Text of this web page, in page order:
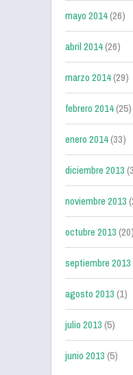
mayo 2014(26)
abril 2014(26)
marzo 2014(29)
febrero 2014(25)
enero 2014(33)
diciembre 2013
noviembre 2013
octubre 2013(20)
septiembre 2013
agosto 2013(1)
julio 2013(5)
junio 2013(5)